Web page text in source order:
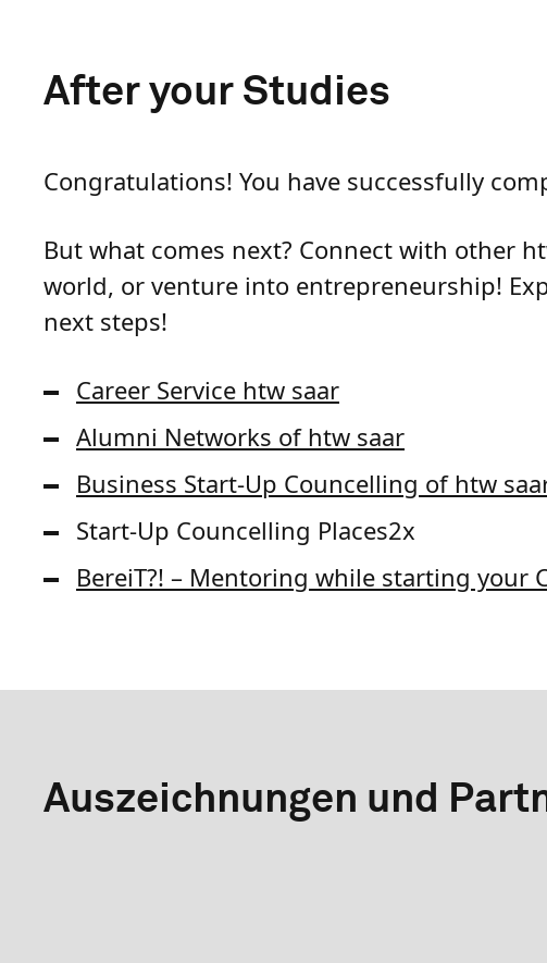
After your Studies
Congratulations! You have successfully
But what comes next? Connect with other
world, or venture into entrepreneurship!
next steps!
Career Service htw saar
Alumni Networks of htw saar
Business Start-Up Councelling of htw
Start-Up Councelling Places2x
BereiT?! – Mentoring while starting your
Auszeichnungen und